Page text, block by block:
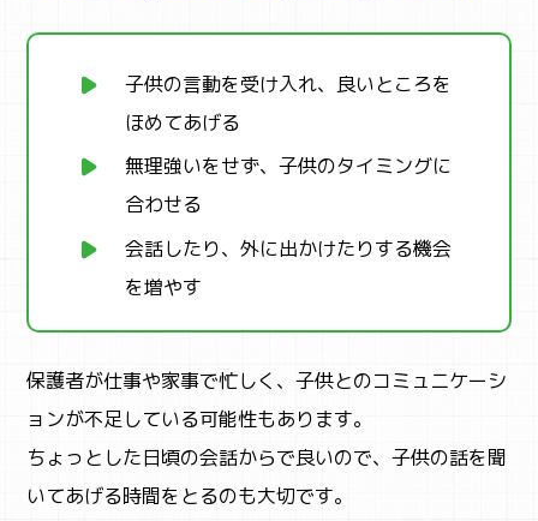
子供の言動を受け入れ、良いところを
ほめてあげる
無理強いをせず、子供のタイミングに
合わせる
会話したり、外に出かけたりする機会
を増やす
保護者が仕事や家事で忙しく、子供とのコミュニケーシ
ョンが不足している可能性もあります。
ちょっとした日頃の会話からで良いので、子供の話を聞
いてあげる時間をとるのも大切です。